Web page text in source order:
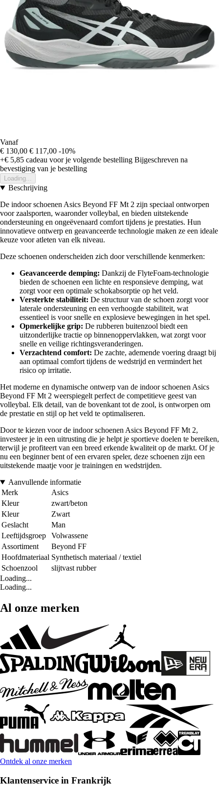
Vanaf
€ 130,00 € 117,00 -10%
+€ 5,85 cadeau voor je volgende bestelling Bijgeschreven na
bevestiging van je bestelling
Loading...
Beschrijving
De indoor schoenen Asics Beyond FF Mt 2 zijn speciaal ontworpen
voor zaalsporten, waaronder volleybal, en bieden uitstekende
ondersteuning en ongeëvenaard comfort tijdens je prestaties. Hun
innovatieve ontwerp en geavanceerde technologie maken ze een ideale
keuze voor atleten van elk niveau.
Deze schoenen onderscheiden zich door verschillende kenmerken:
Geavanceerde demping: Dankzij de FlyteFoam-technologie
bieden de schoenen een lichte en responsieve demping, wat
zorgt voor een optimale schokabsorptie op het veld.
Versterkte stabiliteit: De structuur van de schoen zorgt voor
laterale ondersteuning en een verhoogde stabiliteit, wat
essentieel is voor snelle en explosieve bewegingen in het spel.
Opmerkelijke grip: De rubberen buitenzool biedt een
uitzonderlijke tractie op binnenoppervlakken, wat zorgt voor
snelle en veilige richtingsveranderingen.
Verzachtend comfort: De zachte, ademende voering draagt bij
aan optimaal comfort tijdens de wedstrijd en vermindert het
risico op irritatie.
Het moderne en dynamische ontwerp van de indoor schoenen Asics
Beyond FF Mt 2 weerspiegelt perfect de competitieve geest van
volleybal. Elk detail, van de bovenkant tot de zool, is ontworpen om
de prestatie en stijl op het veld te optimaliseren.
Door te kiezen voor de indoor schoenen Asics Beyond FF Mt 2,
investeer je in een uitrusting die je helpt je sportieve doelen te bereiken,
terwijl je profiteert van een breed erkende kwaliteit op de markt. Of je
nu een beginner bent of een ervaren speler, deze schoenen zijn een
uitstekende maatje voor je trainingen en wedstrijden.
Aanvullende informatie
Merk
Asics
Kleur
zwart/beton
Kleur
Zwart
Geslacht
Man
Leeftijdsgroep
Volwassene
Assortiment
Beyond FF
Hoofdmateriaal Synthetisch materiaal / textiel
Schoenzool
slijtvast rubber
Loading...
Loading...
Al onze merken
Ontdek al onze merken
Klantenservice in Frankrijk